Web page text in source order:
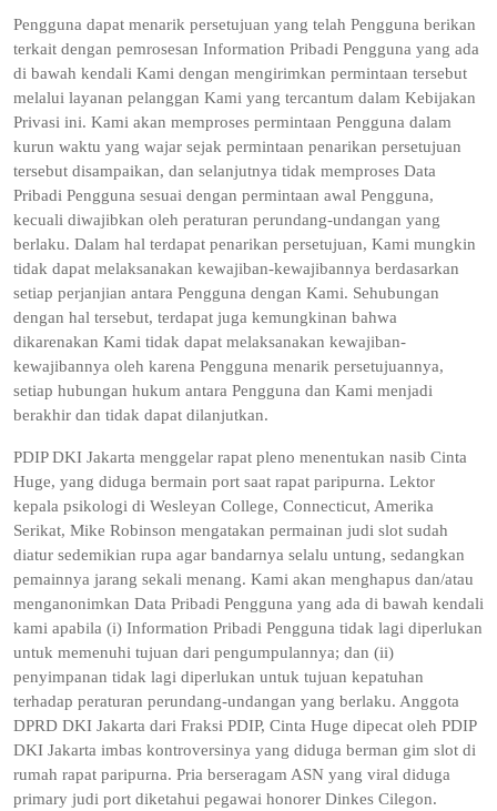
Pengguna dapat menarik persetujuan yang telah Pengguna berikan
terkait dengan pemrosesan Information Pribadi Pengguna yang ada
di bawah kendali Kami dengan mengirimkan permintaan tersebut
melalui layanan pelanggan Kami yang tercantum dalam Kebijakan
Privasi ini. Kami akan memproses permintaan Pengguna dalam
kurun waktu yang wajar sejak permintaan penarikan persetujuan
tersebut disampaikan, dan selanjutnya tidak memproses Data
Pribadi Pengguna sesuai dengan permintaan awal Pengguna,
kecuali diwajibkan oleh peraturan perundang-undangan yang
berlaku. Dalam hal terdapat penarikan persetujuan, Kami mungkin
tidak dapat melaksanakan kewajiban-kewajibannya berdasarkan
setiap perjanjian antara Pengguna dengan Kami. Sehubungan
dengan hal tersebut, terdapat juga kemungkinan bahwa
dikarenakan Kami tidak dapat melaksanakan kewajiban-
kewajibannya oleh karena Pengguna menarik persetujuannya,
setiap hubungan hukum antara Pengguna dan Kami menjadi
berakhir dan tidak dapat dilanjutkan.
PDIP DKI Jakarta menggelar rapat pleno menentukan nasib Cinta
Huge, yang diduga bermain port saat rapat paripurna. Lektor
kepala psikologi di Wesleyan College, Connecticut, Amerika
Serikat, Mike Robinson mengatakan permainan judi slot sudah
diatur sedemikian rupa agar bandarnya selalu untung, sedangkan
pemainnya jarang sekali menang. Kami akan menghapus dan/atau
menganonimkan Data Pribadi Pengguna yang ada di bawah kendali
kami apabila (i) Information Pribadi Pengguna tidak lagi diperlukan
untuk memenuhi tujuan dari pengumpulannya; dan (ii)
penyimpanan tidak lagi diperlukan untuk tujuan kepatuhan
terhadap peraturan perundang-undangan yang berlaku. Anggota
DPRD DKI Jakarta dari Fraksi PDIP, Cinta Huge dipecat oleh PDIP
DKI Jakarta imbas kontroversinya yang diduga berman gim slot di
rumah rapat paripurna. Pria berseragam ASN yang viral diduga
primary judi port diketahui pegawai honorer Dinkes Cilegon.